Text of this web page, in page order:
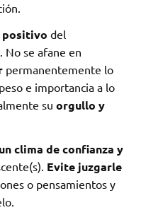
positivo del
No se afane en
permanentemente lo
e importancia a lo
su orgullo y
clima de confianza y
Evite juzgarle
o pensamientos y